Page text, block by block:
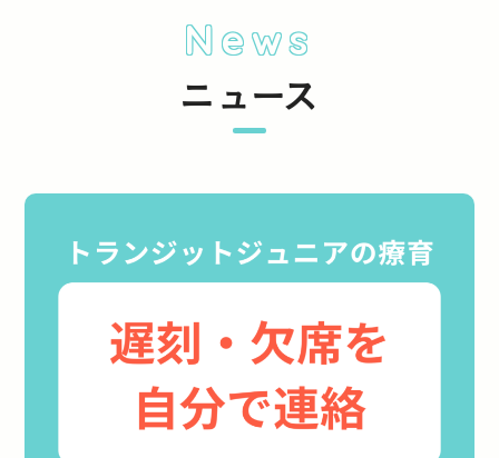
News
ニュース